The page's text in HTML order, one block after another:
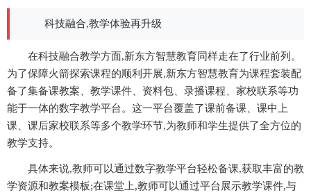
科技融合,教学体验再升级
在科技融合教学方面,新东方智慧教育同样走在了行业前列。
为了保障火箭探索课程的顺利开展,新东方智慧教育为课程套装配
备了集备课教案、教学课件、资料包、录播课程、家校联系等功
能于一体的数字教学平台。这一平台覆盖了课前备课、课中上
课、课后家校联系等多个教学环节,为教师和学生提供了全方位的
教学支持。
具体来说,教师可以通过数字教学平台轻松备课,获取丰富的教
学资源和教案模板;在课堂上,教师可以通过平台展示教学课件,与